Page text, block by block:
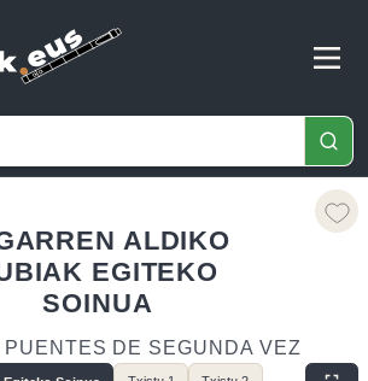
ALDIKO
EGITEKO
SOINUA
PUENTES DE SEGUNDA VEZ